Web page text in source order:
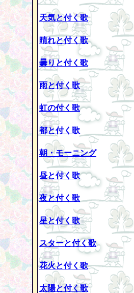
天気と付く歌
晴れと付く歌
曇りと付く歌
雨と付く歌
虹の付く歌
都と付く歌
朝・モーニング
昼と付く歌
夜と付く歌
星と付く歌
スターと付く歌
花火と付く歌
太陽と付く歌